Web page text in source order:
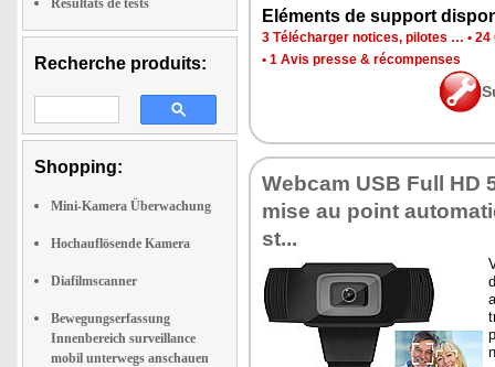
Résultats de tests
Recherche produits:
Shopping:
Mini-Kamera Überwachung
Hochauflösende Kamera
Diafilmscanner
Bewegungserfassung
Innenbereich surveillance
mobil unterwegs anschauen
Eléments de support
3 Télécharger notices, pilotes … • 24
• 1 Avis presse & récompenses
Webcam USB Full HD
mise au point
st...